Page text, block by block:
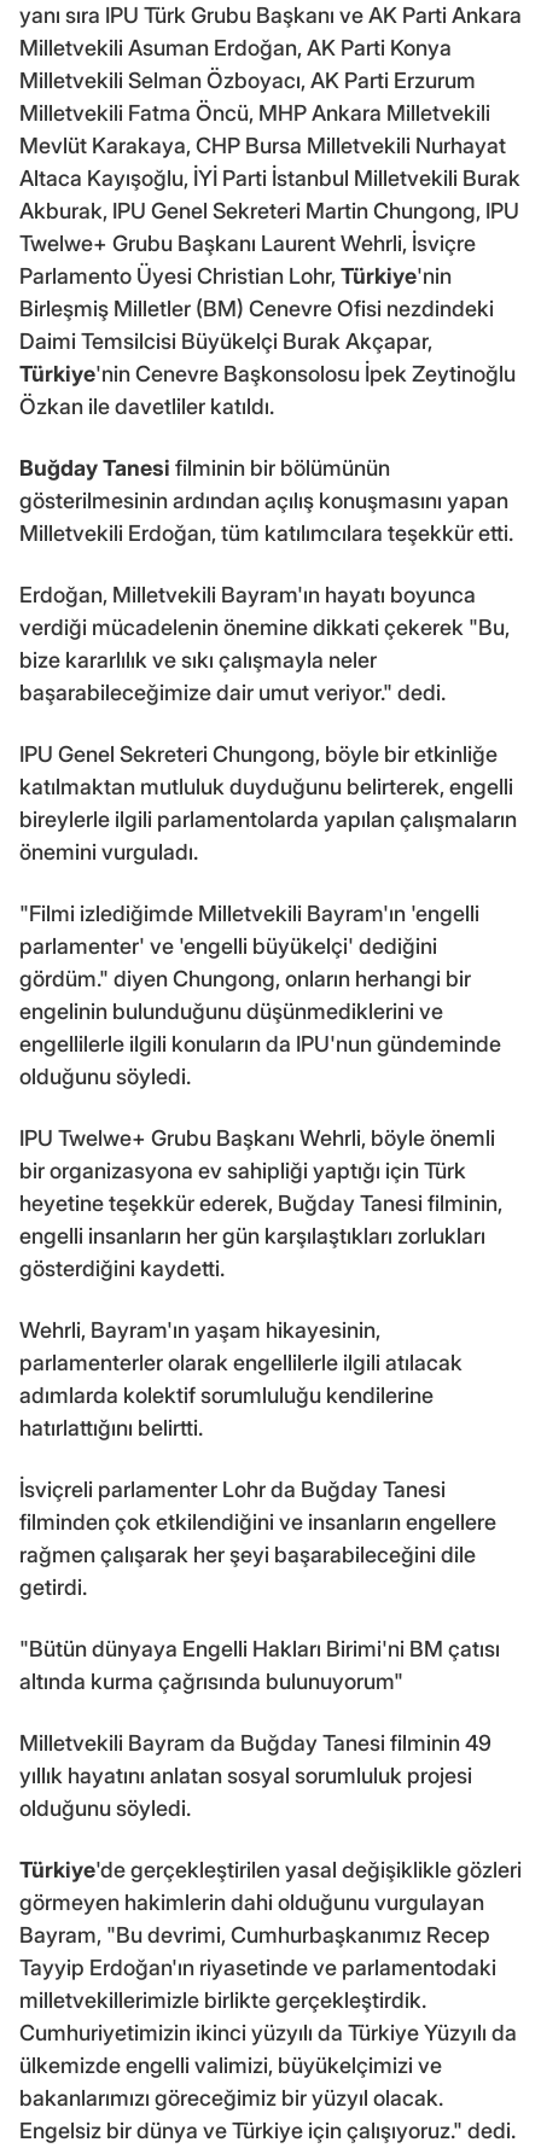
yanı sıra IPU Türk Grubu Başkanı ve AK Parti Ankara
Milletvekili Asuman Erdoğan, AK Parti Konya
Milletvekili Selman Özboyacı, AK Parti Erzurum
Milletvekili Fatma Öncü, MHP Ankara Milletvekili
Mevlüt Karakaya, CHP Bursa Milletvekili Nurhayat
Altaca Kayışoğlu, İYİ Parti İstanbul Milletvekili Burak
Akburak, IPU Genel Sekreteri Martin Chungong, IPU
Twelwe+ Grubu Başkanı Laurent Wehrli, İsviçre
Parlamento Üyesi Christian Lohr,Türkiye'nin
Birleşmiş Milletler (BM) Cenevre Ofisi nezdindeki
Daimi Temsilcisi Büyükelçi Burak Akçapar,
Türkiye'nin Cenevre Başkonsolosu İpek Zeytinoğlu
Özkan ile davetliler katıldı.
Buğday Tanesi filminin bir bölümünün
gösterilmesinin ardından açılış konuşmasını yapan
Milletvekili Erdoğan, tüm katılımcılara teşekkür etti.
Erdoğan, Milletvekili Bayram'ın hayatı boyunca
verdiği mücadelenin önemine dikkati çekerek "Bu,
bize kararlılık ve sıkı çalışmayla neler
başarabileceğimize dair umut veriyor." dedi.
IPU Genel Sekreteri Chungong, böyle bir etkinliğe
katılmaktan mutluluk duyduğunu belirterek, engelli
bireylerle ilgili parlamentolarda yapılan çalışmaların
önemini vurguladı.
"Filmi izlediğimde Milletvekili Bayram'ın 'engelli
parlamenter' ve 'engelli büyükelçi' dediğini
gördüm." diyen Chungong, onların herhangi bir
engelinin bulunduğunu düşünmediklerini ve
engellilerle ilgili konuların da IPU'nun gündeminde
olduğunu söyledi.
IPU Twelwe+ Grubu Başkanı Wehrli, böyle önemli
bir organizasyona ev sahipliği yaptığı için Türk
heyetine teşekkür ederek, Buğday Tanesi filminin,
engelli insanların her gün karşılaştıkları zorlukları
gösterdiğini kaydetti.
Wehrli, Bayram'ın yaşam hikayesinin,
parlamenterler olarak engellilerle ilgili atılacak
adımlarda kolektif sorumluluğu kendilerine
hatırlattığını belirtti.
İsviçreli parlamenter Lohr da Buğday Tanesi
filminden çok etkilendiğini ve insanların engellere
rağmen çalışarak her şeyi başarabileceğini dile
getirdi.
"Bütün dünyaya Engelli Hakları Birimi'ni BM çatısı
altında kurma çağrısında bulunuyorum"
Milletvekili Bayram da Buğday Tanesi filminin 49
yıllık hayatını anlatan sosyal sorumluluk projesi
olduğunu söyledi.
Türkiye'de gerçekleştirilen yasal değişiklikle gözleri
görmeyen hakimlerin dahi olduğunu vurgulayan
Bayram, "Bu devrimi, Cumhurbaşkanımız Recep
Tayyip Erdoğan'ın riyasetinde ve parlamentodaki
milletvekillerimizle birlikte gerçekleştirdik.
Cumhuriyetimizin ikinci yüzyılı da Türkiye Yüzyılı da
ülkemizde engelli valimizi, büyükelçimizi ve
bakanlarımızı göreceğimiz bir yüzyıl olacak.
Engelsiz bir dünya ve Türkiye için çalışıyoruz." dedi.